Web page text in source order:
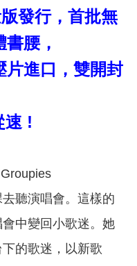
發行，首批無
腰，
片進口，雙開封
速 !
聽演唱會。這樣的
中變回小歌迷。她
的歌迷，以新歌